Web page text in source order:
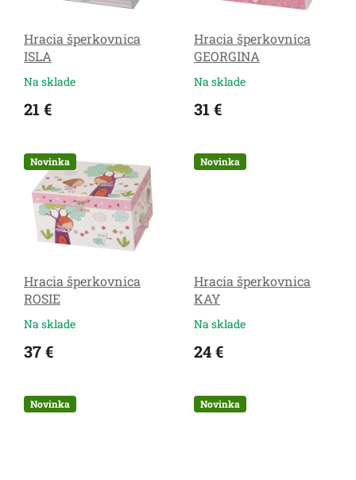
Hracia šperkovnica
ISLA
Na sklade
21 €
Hracia šperkovnica
GEORGINA
Na sklade
31 €
Novinka
Hracia šperkovnica
ROSIE
Na sklade
37 €
Novinka
Hracia šperkovnica
KAY
Na sklade
24 €
Novinka Novinka